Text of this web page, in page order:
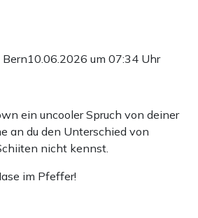
10.06.2026 um 07:34 Uhr
ein uncooler Spruch von deiner
an du den Unterschied von
nicht kennst.
im Pfeffer!